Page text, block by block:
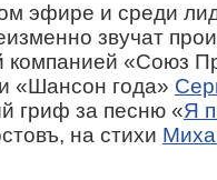
эфире и среди
звучат
компанией «Союз
«Шансон года»
гриф за песню «Я
на стихи